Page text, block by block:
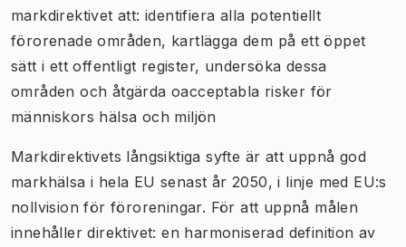
markdirektivet att: identifiera alla potentiellt
förorenade områden, kartlägga dem på ett öppet
sätt i ett offentligt register, undersöka dessa
områden och åtgärda oacceptabla risker för
människors hälsa och miljön
Markdirektivets långsiktiga syfte är att uppnå god
markhälsa i hela EU senast år 2050, i linje med EU:s
nollvision för föroreningar. För att uppnå målen
innehåller direktivet: en harmoniserad definition av